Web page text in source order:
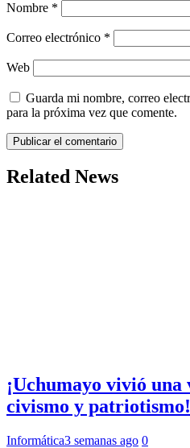
Nombre *
Correo electrónico *
Web
Guarda mi nombre, correo
para la próxima vez que comente.
Related News
¡Uchumayo vivió
civismo y patriotismo!
Informática3 semanas ago 0